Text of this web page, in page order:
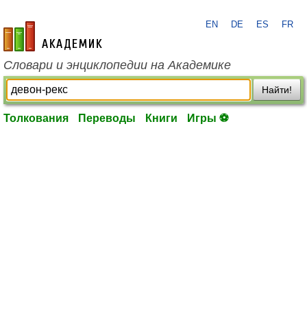
academic.ru
EN DE ES FR
Словари и энциклопедии на Академике
Найти!
Толкования Переводы Книги Игры ⚽